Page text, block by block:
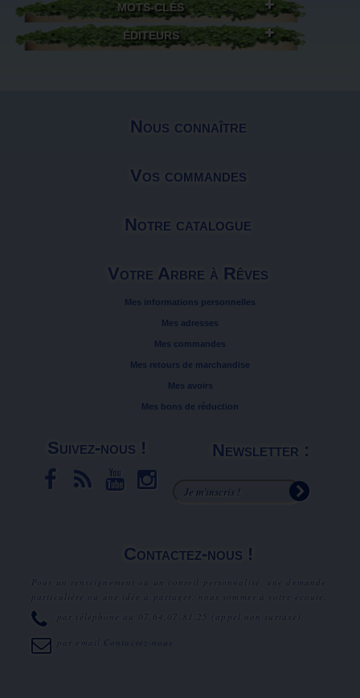
MOTS-CLÉS
ÉDITEURS
Nous connaître
Vos commandes
Notre catalogue
Votre Arbre à Rêves
Mes informations personnelles
Mes adresses
Mes commandes
Mes retours de marchandise
Mes avoirs
Mes bons de réduction
Suivez-nous ! Newsletter :
Contactez-nous !
Pour un renseignement ou un conseil personnalisé, une demande
particulière ou une idée à partager, nous sommes à votre écoute.
par téléphone au
07.64.07.81.25 (appel non surtaxé).
par email Contactez-nous